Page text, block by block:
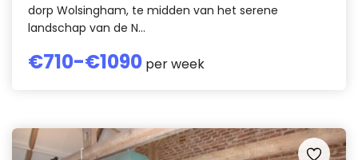
dorp Wolsingham, te midden van het serene
landschap van de N...
€710-€1090 per week